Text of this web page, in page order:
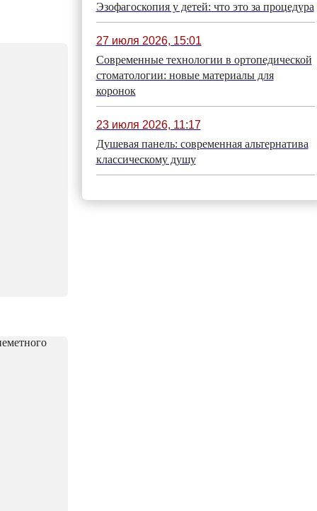
Эзофагоскопия у детей: что это за процедура
27 июля 2026, 15:01
Современные технологии в ортопедической
стоматологии: новые материалы для
коронок
23 июля 2026, 11:17
Душевая панель: современная альтернатива
классическому душу